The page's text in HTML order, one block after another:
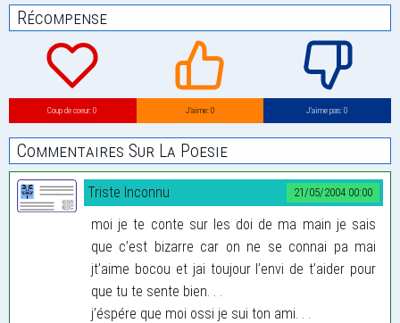
Récompense
Coup de coeur: 0 J’aime: 0 J’aime pas: 0
Commentaires Sur La Poesie
21/05/2004 00:00
Triste Inconnu
moi je te conte sur les doi de ma main je sais
que c’est bizarre car on ne se connai pa mai
jt’aime bocou et jai toujour l’envi de t’aider pour
que tu te sente bien. . .
j’éspére que moi ossi je sui ton ami. . .